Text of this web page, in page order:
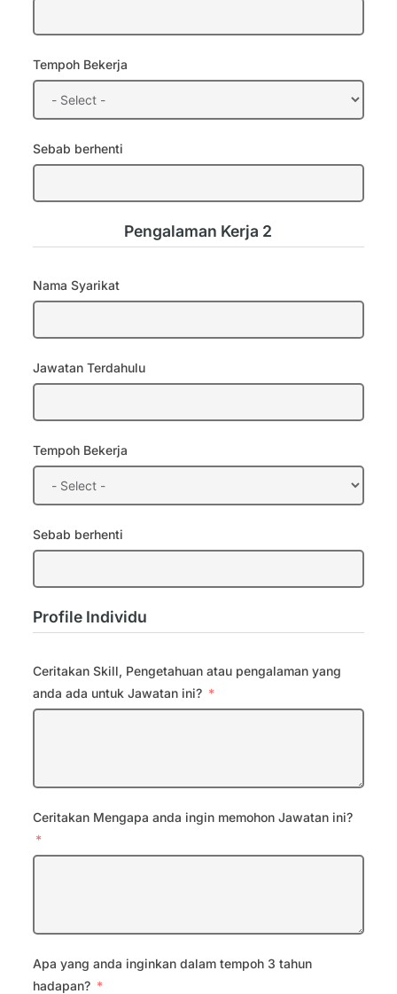
Tempoh Bekerja
Sebab berhenti
Pengalaman Kerja 2
Nama Syarikat
Jawatan Terdahulu
Tempoh Bekerja
Sebab berhenti
Profile Individu
Ceritakan Skill, Pengetahuan atau pengalaman yang
anda ada untuk Jawatan ini?
Ceritakan Mengapa anda ingin memohon Jawatan ini?
Apa yang anda inginkan dalam tempoh 3 tahun
hadapan?